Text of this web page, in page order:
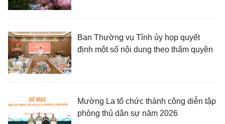
Ban Thường vụ Tỉnh ủy họp quyết
định một số nội dung theo thẩm quyền
Mường La tổ chức thành công diễn tập
phòng thủ dân sự năm 2026